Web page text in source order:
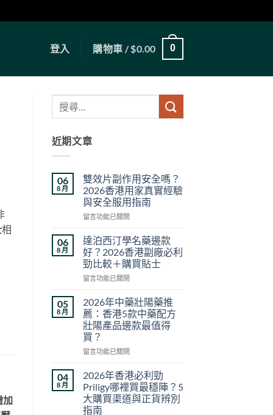
登入 購物車 /$0.00 0
相
加
近期文章
06
8 月
雙效片副作用安全嗎？
2026香港用家真實經驗
與安全服用指南
在
效
片
副
作
用
全
嗎？
2026
香
港
用
真
實
經
驗
與
留言功能已關閉
06
8 月
達泊西汀學名藥邊款
好？2026香港副廠必利
勁比較＋購買貼士
在
泊
西
汀
學
名
藥
好？
2026
香
港
留言功能已關閉
05
8 月
2026年中藥壯陽藥推
薦：香港5款中藥配方
壯陽產品邊款最值得
買？
在
年
中
藥
壯
陽
留言功能已關閉
04
8 月
2026年香港必利勁
Priligy哪裡買最穩陣？5
大購買渠道與正貨辨別
指南